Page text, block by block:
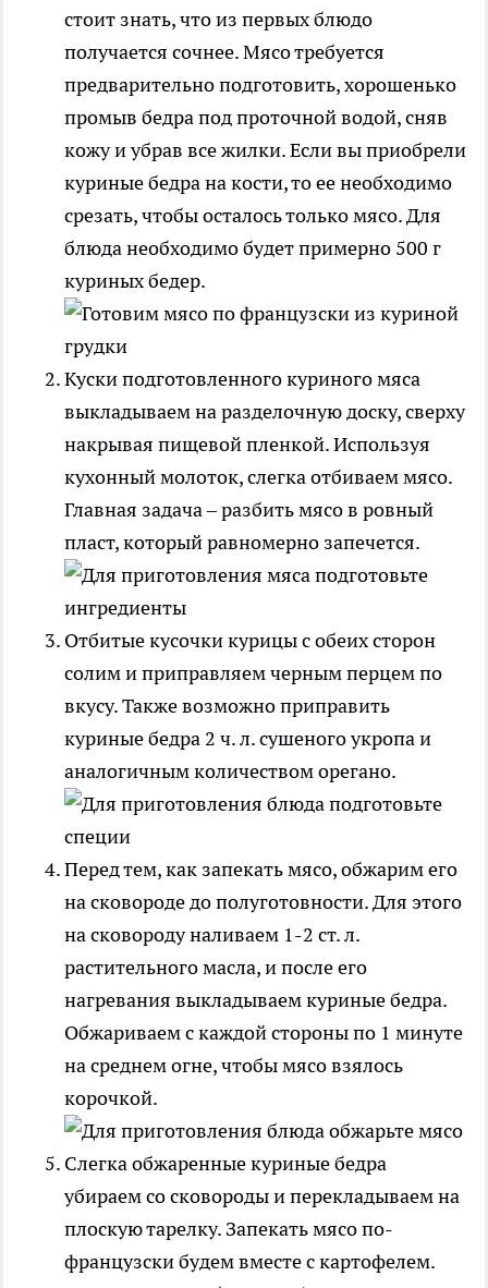
стоит знать, что из первых блюдо
получается сочнее. Мясо требуется
предварительно подготовить, хорошенько
промыв бедра под проточной водой, сняв
кожу и убрав все жилки. Если вы приобрели
куриные бедра на кости, то ее необходимо
срезать, чтобы осталось только мясо. Для
блюда необходимо будет примерно 500 г
куриных бедер.
Куски подготовленного куриного мяса
выкладываем на разделочную доску, сверху
накрывая пищевой пленкой. Используя
кухонный молоток, слегка отбиваем мясо.
Главная задача – разбить мясо в ровный
пласт, который равномерно запечется.
Отбитые кусочки курицы с обеих сторон
солим и приправляем черным перцем по
вкусу. Также возможно приправить
куриные бедра 2 ч. л. сушеного укропа и
аналогичным количеством орегано.
Перед тем, как запекать мясо, обжарим его
на сковороде до полуготовности. Для этого
на сковороду наливаем 1-2 ст. л.
растительного масла, и после его
нагревания выкладываем куриные бедра.
Обжариваем с каждой стороны по 1 минуте
на среднем огне, чтобы мясо взялось
корочкой.
Слегка обжаренные куриные бедра
убираем со сковороды и перекладываем на
плоскую тарелку. Запекать мясо по-
французски будем вместе с картофелем.